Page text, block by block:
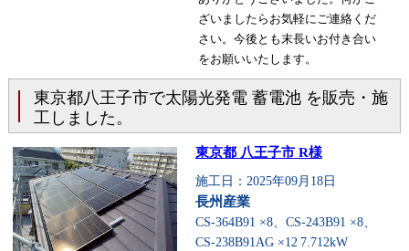
ざいましたらお気軽にご連絡くだ
さい。今後とも末長いお付き合い
をお願いいたします。
東京都八王子市で太陽光発電 蓄電池 を販売・施
工しました。
東京都 八王子市 R様
施工日：2025年09月18日
長州産業
CS-364B91 ×8、CS-243B91 ×8、
CS-238B91AG ×12 7.712kW